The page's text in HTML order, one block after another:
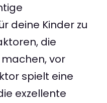
deine Kinder zu
die
vor
spielt eine
exzellente